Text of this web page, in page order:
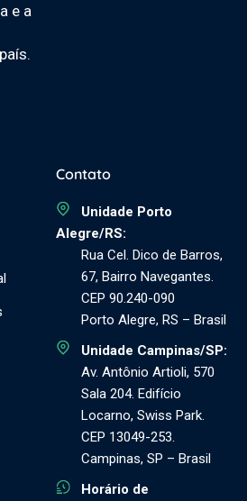
e a
Contato
Unidade Porto
Alegre/RS:
Rua Cel. Dico de Barros,
67, Bairro Navegantes.
CEP 90.240-090
Porto Alegre, RS – Brasil
Unidade Campinas/SP:
Av. Antônio Artioli, 570
Sala 204. Edifício
Locarno, Swiss Park.
CEP 13049-253.
Campinas, SP – Brasil
Horário de